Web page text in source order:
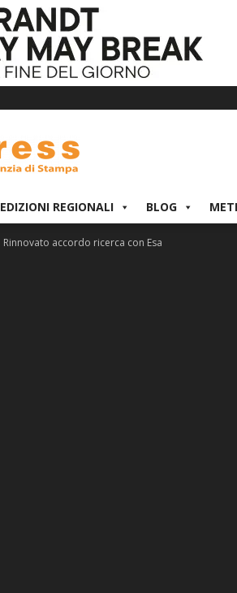
EDIZIONI REGIONALI BLOG
Rinnovato accordo ricerca con Esa